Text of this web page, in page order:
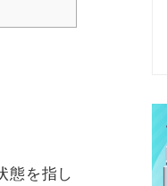
態を指し